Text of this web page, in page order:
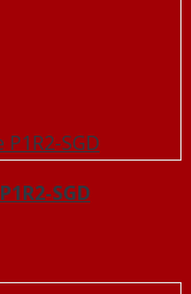
SGD